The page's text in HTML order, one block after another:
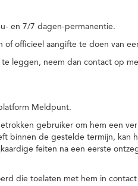
en 7/7 dagen-permanentie.
officieel aangifte te doen van
te leggen, neem dan contact op
Meldpunt.
gebruiker om hem een
binnen de gestelde termijn,
feiten na een eerste
die toelaten met hem in